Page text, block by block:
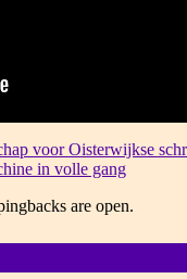
voor Oisterwijkse
in volle gang
are open.